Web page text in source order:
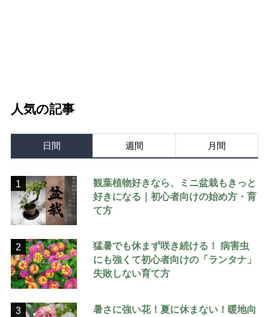
人気の記事
日間 週間 月間
1
観葉植物好きなら、ミニ盆栽もきっと
好きになる｜初心者向けの始め方・育
て方
2
猛暑でも休まず咲き続ける！ 病害虫
にも強くて初心者向けの「ランタナ」
失敗しない育て方
3
暑さに強い花！夏に休まない！暖地向